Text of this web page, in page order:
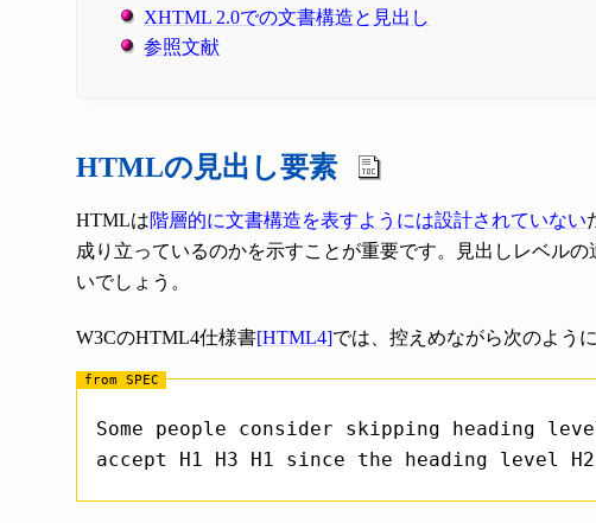
XHTML 2.0での文書構造と見出し
参照文献
HTMLの見出し要素
HTMLは階層的に文書構造を表すようには設計されていない
成り立っているのかを示すことが重要です。見出しレベル
いでしょう。
W3CのHTML4仕様書[HTML4]では、控えめながら次のよう
Some people consider skipping heading
accept H1 H3 H1 since the heading level